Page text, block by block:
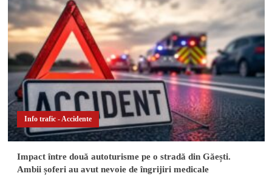
Info trafic - Accidente
Impact între două autoturisme pe o stradă din Găești.
Ambii șoferi au avut nevoie de îngrijiri medicale